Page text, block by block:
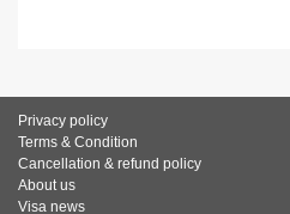
Privacy policy
Terms & Condition
Cancellation & refund policy
About us
Visa news